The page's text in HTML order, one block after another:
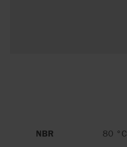
NBR 80 °C